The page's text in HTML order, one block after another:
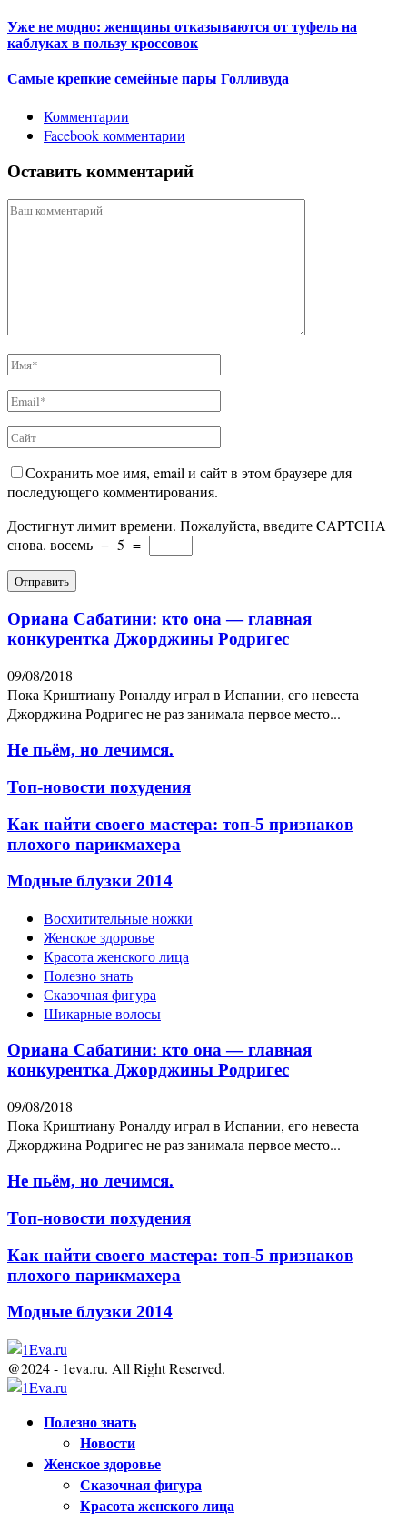
Уже не модно: женщины отказываются от туфель на
каблуках в пользу кроссовок
Самые крепкие семейные пары Голливуда
Комментарии
Facebook комментарии
Оставить комментарий
Сохранить мое имя, email и сайт в этом браузере для
последующего комментирования.
Достигнут лимит времени. Пожалуйста, введите CAPTCHA
снова. восемь − 5 =
Ориана Сабатини: кто она — главная
конкурентка Джорджины Родригес
09/08/2018
Пока Криштиану Роналду играл в Испании, его невеста
Джорджина Родригес не раз занимала первое место...
Не пьём, но лечимся.
Топ-новости похудения
Как найти своего мастера: топ-5 признаков
плохого парикмахера
Модные блузки 2014
Восхитительные ножки
Женское здоровье
Красота женского лица
Полезно знать
Сказочная фигура
Шикарные волосы
Ориана Сабатини: кто она — главная
конкурентка Джорджины Родригес
09/08/2018
Пока Криштиану Роналду играл в Испании, его невеста
Джорджина Родригес не раз занимала первое место...
Не пьём, но лечимся.
Топ-новости похудения
Как найти своего мастера: топ-5 признаков
плохого парикмахера
Модные блузки 2014
@2024 - 1eva.ru. All Right Reserved.
Полезно знать
Новости
Женское здоровье
Сказочная фигура
Красота женского лица